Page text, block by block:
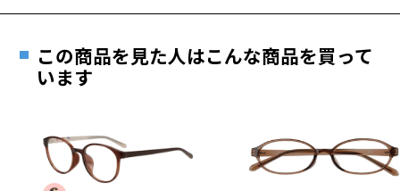
安心1 フレーム１年間品質保証
きます。
※保証期間内に交換が行われた場合、保証期間は初期の期間から
延長されません。
ご希望のお客さまは、「レンズ交換券」をお選びのうえ、
最寄りのZoff実店舗にてレンズをお買い求めください。
※サングラスやパッケージ品では「レンズ交換券」はお選び
談ください。
この商品を見た人はこんな商品を買って
います